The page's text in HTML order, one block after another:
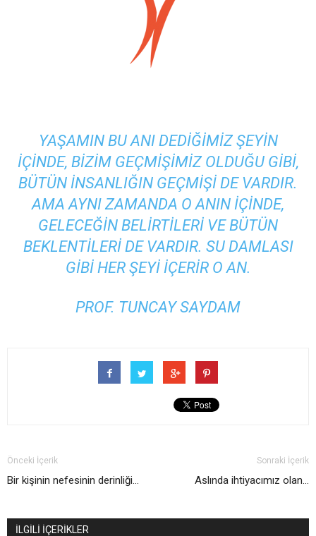
YAŞAMIN BU ANI DEDIĞIMIZ ŞEYIN
IÇINDE, BIZIM GEÇMIŞIMIZ OLDUĞU GIBI,
BÜTÜN INSANLIĞIN GEÇMIŞI DE VARDIR.
AMA AYNI ZAMANDA O ANIN IÇINDE,
GELECEĞIN BELIRTILERI VE BÜTÜN
BEKLENTILERI DE VARDIR. SU DAMLASI
GIBI HER ŞEYI IÇERIR O AN.
PROF. TUNCAY SAYDAM
Önceki İçerik
Bir kişinin nefesinin derinliği...
Sonraki İçerik
Aslında ihtiyacımız olan...
İLGİLİ İÇERİKLER